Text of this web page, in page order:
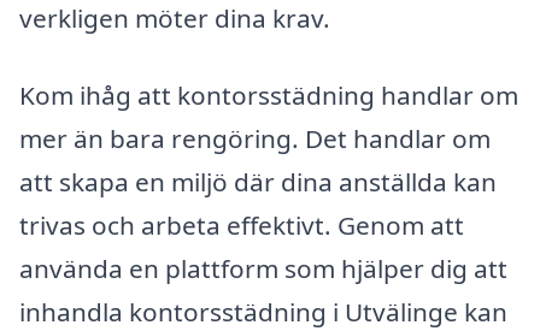
verkligen möter dina krav.
Kom ihåg att kontorsstädning handlar om
mer än bara rengöring. Det handlar om
att skapa en miljö där dina anställda kan
trivas och arbeta effektivt. Genom att
använda en plattform som hjälper dig att
inhandla kontorsstädning i Utvälinge kan